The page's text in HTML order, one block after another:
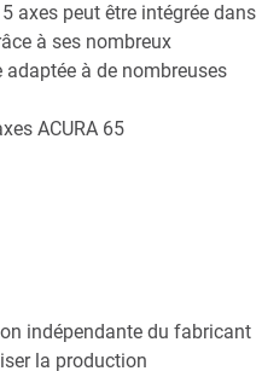
axes peut être intégrée dans
à ses nombreux
à de nombreuses
indépendante du fabricant
la production